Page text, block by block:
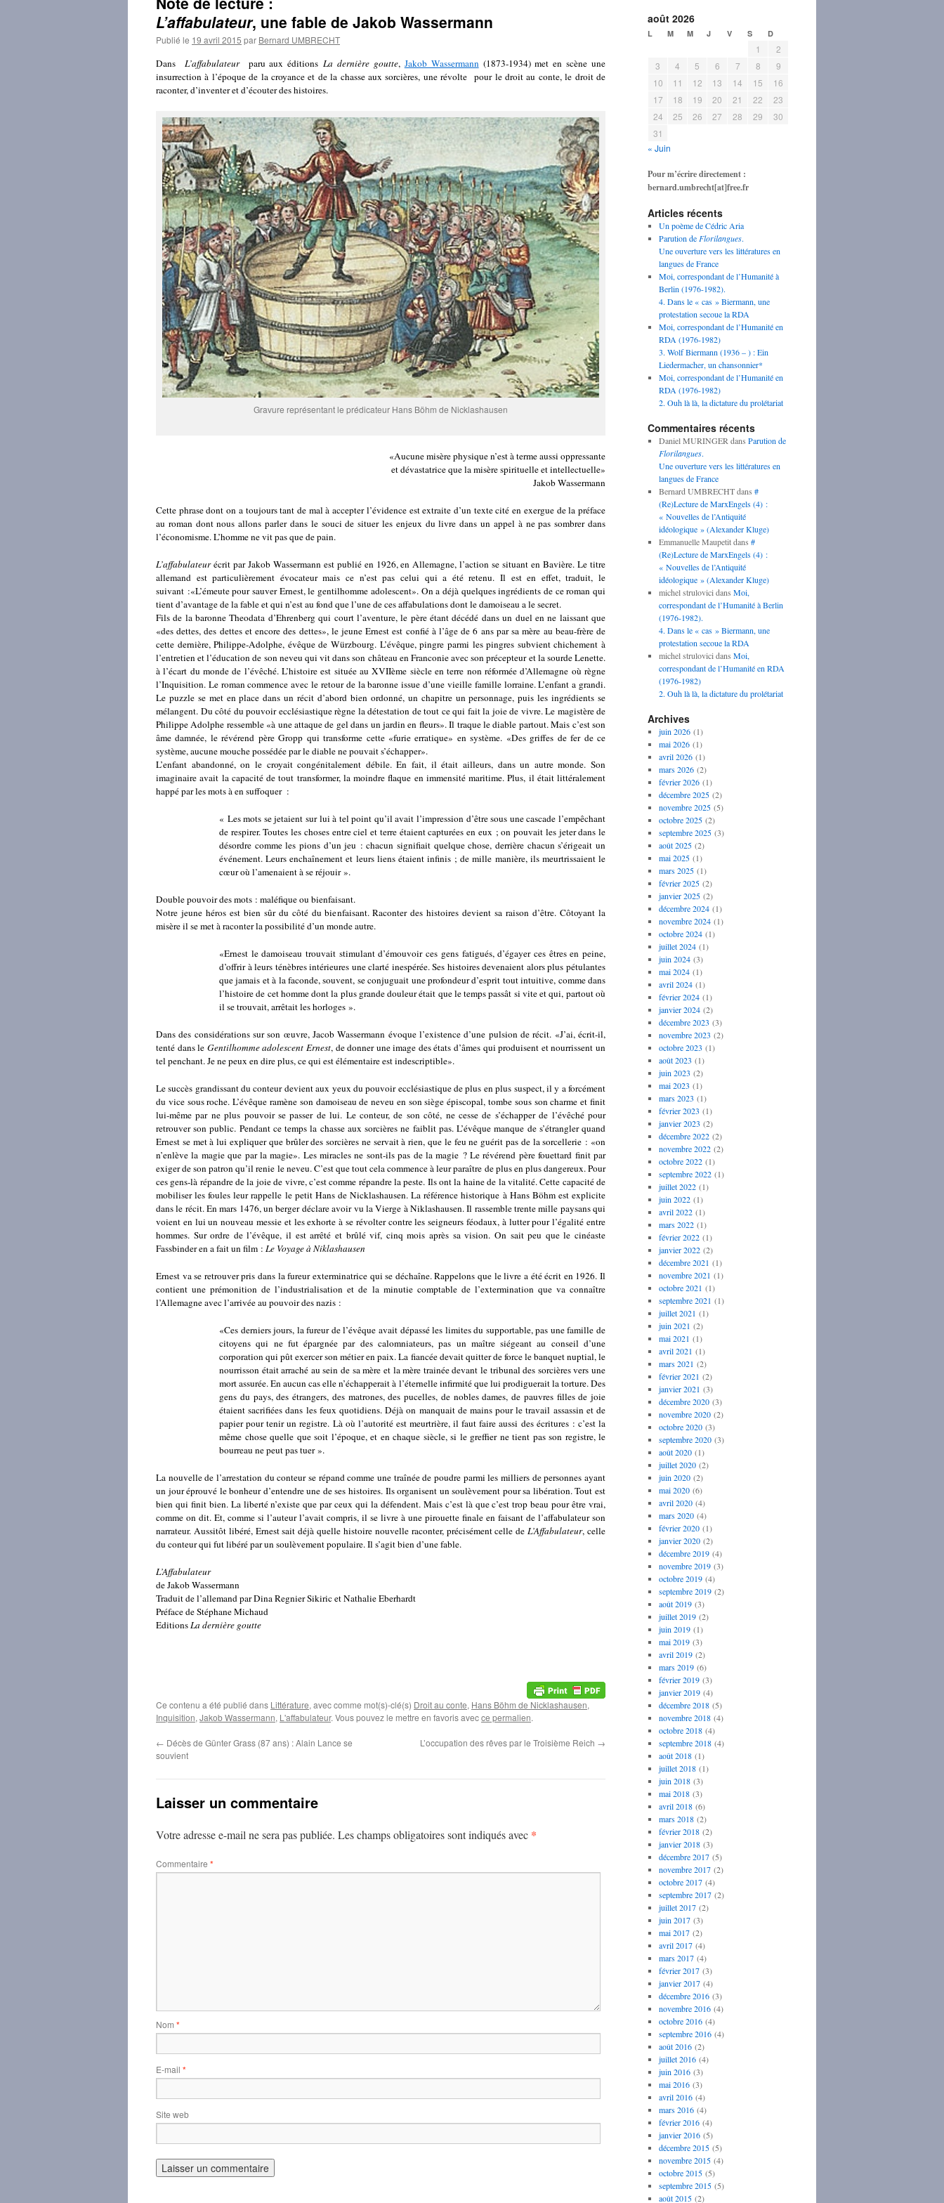
L’affabulateur, une fable de Jakob Wassermann
Publié le 19 avril 2015 par Bernard UMBRECHT
Dans L’affabulateur paru aux éditionsLa dernière goutte, Jakob Wassermann(1873-1934) met en scène une
insurrection à l’époque de la croyance et de la chasse aux sorcières, une révolte pour le droit au conte, le droit de
raconter, d’inventer et d’écouter des histoires.
Gravure représentant le prédicateur Hans Böhm de Nicklashausen
«Aucune misère physique n’est à terme aussi oppressante
et dévastatrice que la misère spirituelle et intellectuelle»
Jakob Wassermann
Cette phrase dont on a toujours tant de mal à accepter l’évidence est extraite d’un texte cité en exergue de la préface
au roman dont nous allons parler dans le souci de situer les enjeux du livre dans un appel à ne pas sombrer dans
l’économisme. L’homme ne vit pas que de pain.
L’affabulateurécrit par Jakob Wassermann est publié en 1926, en Allemagne, l’action se situant en Bavière. Le titre
allemand est particulièrement évocateur mais ce n’est pas celui qui a été retenu. Il est en effet, traduit, le
suivant :«L’émeute pour sauver Ernest, le gentilhomme adolescent». On a déjà quelques ingrédients de ce roman qui
tient d’avantage de la fable et qui n’est au fond que l’une de ces affabulations dont le damoiseau a le secret.
Fils de la baronne Theodata d’Ehrenberg qui court l’aventure, le père étant décédé dans un duel en ne laissant que
«des dettes, des dettes et encore des dettes», le jeune Ernest est confié à l’âge de 6 ans par sa mère au beau-frère de
cette dernière, Philippe-Adolphe, évêque de Würzbourg. L’évêque, pingre parmi les pingres subvient chichement à
l’entretien et l’éducation de son neveu qui vit dans son château en Franconie avec son précepteur et la sourde Lenette.
à l’écart du monde de l’évêché. L’histoire est située au XVIIème siècle en terre non réformée d’Allemagne où règne
l’Inquisition. Le roman commence avec le retour de la baronne issue d’une vieille famille lorraine. L’enfant a grandi.
Le puzzle se met en place dans un récit d’abord bien ordonné, un chapitre un personnage, puis les ingrédients se
mélangent. Du côté du pouvoir ecclésiastique règne la détestation de tout ce qui fait la joie de vivre. Le magistère de
Philippe Adolphe ressemble «à une attaque de gel dans un jardin en fleurs». Il traque le diable partout. Mais c’est son
âme damnée, le révérend père Gropp qui transforme cette «furie erratique» en système. «Des griffes de fer de ce
système, aucune mouche possédée par le diable ne pouvait s’échapper».
L’enfant abandonné, on le croyait congénitalement débile. En fait, il était ailleurs, dans un autre monde. Son
imaginaire avait la capacité de tout transformer, la moindre flaque en immensité maritime. Plus, il était littéralement
happé par les mots à en suffoquer :
« Les mots se jetaient sur lui à tel point qu’il avait l’impression d’être sous une cascade l’empêchant
de respirer. Toutes les choses entre ciel et terre étaient capturées en eux ; on pouvait les jeter dans le
désordre comme les pions d’un jeu : chacun signifiait quelque chose, derrière chacun s’érigeait un
événement. Leurs enchaînement et leurs liens étaient infinis ; de mille manière, ils meurtrissaient le
cœur où l’amenaient à se réjouir ».
Double pouvoir des mots : maléfique ou bienfaisant.
Notre jeune héros est bien sûr du côté du bienfaisant. Raconter des histoires devient sa raison d’être. Côtoyant la
misère il se met à raconter la possibilité d’un monde autre.
«Ernest le damoiseau trouvait stimulant d’émouvoir ces gens fatigués, d’égayer ces êtres en peine,
d’offrir à leurs ténèbres intérieures une clarté inespérée. Ses histoires devenaient alors plus pétulantes
que jamais et à la faconde, souvent, se conjuguait une profondeur d’esprit tout intuitive, comme dans
l’histoire de cet homme dont la plus grande douleur était que le temps passât si vite et qui, partout où
il se trouvait, arrêtait les horloges ».
Dans des considérations sur son œuvre, Jacob Wassermann évoque l’existence d’une pulsion de récit. «J’ai, écrit-il,
tenté dans le Gentilhomme adolescent Ernest, de donner une image des états d’âmes qui produisent et nourrissent un
tel penchant. Je ne peux en dire plus, ce qui est élémentaire est indescriptible».
Le succès grandissant du conteur devient aux yeux du pouvoir ecclésiastique de plus en plus suspect, il y a forcément
du vice sous roche. L’évêque ramène son damoiseau de neveu en son siège épiscopal, tombe sous son charme et finit
lui-même par ne plus pouvoir se passer de lui. Le conteur, de son côté, ne cesse de s’échapper de l’évêché pour
retrouver son public. Pendant ce temps la chasse aux sorcières ne faiblit pas. L’évêque manque de s’étrangler quand
Ernest se met à lui expliquer que brûler des sorcières ne servait à rien, que le feu ne guérit pas de la sorcellerie : «on
n’enlève la magie que par la magie». Les miracles ne sont-ils pas de la magie ? Le révérend père fouettard finit par
exiger de son patron qu’il renie le neveu. C’est que tout cela commence à leur paraître de plus en plus dangereux. Pour
ces gens-là répandre de la joie de vivre, c’est comme répandre la peste. Ils ont la haine de la vitalité. Cette capacité de
mobiliser les foules leur rappelle le petit Hans de Nicklashausen. La référence historique à Hans Böhm est explicite
dans le récit. En mars 1476, un berger déclare avoir vu la Vierge à Niklashausen. Il rassemble trente mille paysans qui
voient en lui un nouveau messie et les exhorte à se révolter contre les seigneurs féodaux, à lutter pour l’égalité entre
hommes. Sur ordre de l’évêque, il est arrêté et brûlé vif, cinq mois après sa vision. On sait peu que le cinéaste
Fassbinder en a fait un film : Le Voyage à Niklashausen
Ernest va se retrouver pris dans la fureur exterminatrice qui se déchaîne. Rappelons que le livre a été écrit en 1926. Il
contient une prémonition de l’industrialisation et de la minutie comptable de l’extermination que va connaître
l’Allemagne avec l’arrivée au pouvoir des nazis :
«Ces derniers jours, la fureur de l’évêque avait dépassé les limites du supportable, pas une famille de
citoyens qui ne fut épargnée par des calomniateurs, pas un maître siégeant au conseil d’une
corporation qui pût exercer son métier en paix. La fiancée devait quitter de force le banquet nuptial, le
nourrisson était arraché au sein de sa mère et la mère trainée devant le tribunal des sorcières vers une
mort assurée. En aucun cas elle n’échapperait à l’éternelle infirmité que lui prodiguerait la torture. Des
gens du pays, des étrangers, des matrones, des pucelles, de nobles dames, de pauvres filles de joie
étaient sacrifiées dans les feux quotidiens. Déjà on manquait de mains pour le travail assassin et de
papier pour tenir un registre. Là où l’autorité est meurtrière, il faut faire aussi des écritures : c’est la
même chose quelle que soit l’époque, et en chaque siècle, si le greffier ne tient pas son registre, le
bourreau ne peut pas tuer ».
La nouvelle de l’arrestation du conteur se répand comme une traînée de poudre parmi les milliers de personnes ayant
un jour éprouvé le bonheur d’entendre une de ses histoires. Ils organisent un soulèvement pour sa libération. Tout est
bien qui finit bien. La liberté n’existe que par ceux qui la défendent. Mais c’est là que c’est trop beau pour être vrai,
comme on dit. Et, comme si l’auteur l’avait compris, il se livre à une pirouette finale en faisant de l’affabulateur son
narrateur. Aussitôt libéré, Ernest sait déjà quelle histoire nouvelle raconter, précisément celle deL’Affabulateur, celle
du conteur qui fut libéré par un soulèvement populaire. Il s’agit bien d’une fable.
L’Affabulateur
de Jakob Wassermann
Traduit de l’allemand par Dina Regnier Sikiric et Nathalie Eberhardt
Préface de Stéphane Michaud
EditionsLa dernière goutte
Ce contenu a été publié dans Littérature, avec comme mot(s)-clé(s) Droit au conte, Hans Böhm de Nicklashausen,
Inquisition, Jakob Wassermann, L'affabulateur. Vous pouvez le mettre en favoris avecce permalien.
← Décès de Günter Grass (87 ans) : Alain Lance se
souvient
L’occupation des rêves par le Troisième Reich →
Laisser un commentaire
Votre adresse e-mail ne sera pas publiée. Les champs obligatoires sont indiqués avec *
Commentaire *
Nom *
E-mail *
Site web
août 2026
L M M J V S D
1
2
3
4 5 6 7 8
9
10
11 12 13 14 15
16
17
18 19 20 21 22
23
24
25 26 27 28 29
30
31
« Juin
Pour m’écrire directement :
bernard.umbrecht[at]free.fr
Articles récents
Un poème de Cédric Aria
Parution de Florilangues.
Une ouverture vers les littératures en
langues de France
Moi, correspondant de l’Humanité à
Berlin (1976-1982).
4. Dans le « cas » Biermann, une
protestation secoue la RDA
Moi, correspondant de l’Humanité en
RDA (1976-1982)
3. Wolf Biermann (1936 – ) : Ein
Liedermacher, un chansonnier*
Moi, correspondant de l’Humanité en
RDA (1976-1982)
2. Ouh là là, la dictature du prolétariat
Commentaires récents
Daniel MURINGER dans Parution de
Florilangues.
Une ouverture vers les littératures en
langues de France
Bernard UMBRECHTdans #
(Re)Lecture de MarxEngels (4) :
« Nouvelles de l’Antiquité
idéologique » (Alexander Kluge)
Emmanuelle Maupetitdans #
(Re)Lecture de MarxEngels (4) :
« Nouvelles de l’Antiquité
idéologique » (Alexander Kluge)
michel strulovici dans Moi,
correspondant de l’Humanité à Berlin
(1976-1982).
4. Dans le « cas » Biermann, une
protestation secoue la RDA
michel strulovici dans Moi,
correspondant de l’Humanité en RDA
(1976-1982)
2. Ouh là là, la dictature du prolétariat
Archives
juin 2026(1)
mai 2026(1)
avril 2026(1)
mars 2026(2)
février 2026(1)
décembre 2025(2)
novembre 2025(5)
octobre 2025(2)
septembre 2025(3)
août 2025(2)
mai 2025(1)
mars 2025(1)
février 2025(2)
janvier 2025(2)
décembre 2024(1)
novembre 2024(1)
octobre 2024(1)
juillet 2024(1)
juin 2024(3)
mai 2024(1)
avril 2024(1)
février 2024(1)
janvier 2024(2)
décembre 2023 (3)
novembre 2023 (2)
octobre 2023 (1)
août 2023 (1)
juin 2023 (2)
mai 2023 (1)
mars 2023 (1)
février 2023 (1)
janvier 2023 (2)
décembre 2022(2)
novembre 2022(2)
octobre 2022(1)
septembre 2022(1)
juillet 2022(1)
juin 2022(1)
avril 2022(1)
mars 2022(1)
février 2022(1)
janvier 2022(2)
décembre 2021 (1)
novembre 2021 (1)
octobre 2021 (1)
septembre 2021 (1)
juillet 2021 (1)
juin 2021 (2)
mai 2021 (1)
avril 2021 (1)
mars 2021 (2)
février 2021 (2)
janvier 2021 (3)
décembre 2020(3)
novembre 2020(2)
octobre 2020(3)
septembre 2020(3)
août 2020(1)
juillet 2020(2)
juin 2020(2)
mai 2020(6)
avril 2020(4)
mars 2020(4)
février 2020(1)
janvier 2020(2)
décembre 2019(4)
novembre 2019(3)
octobre 2019(4)
septembre 2019(2)
août 2019(3)
juillet 2019(2)
juin 2019(1)
mai 2019(3)
avril 2019(2)
mars 2019(6)
février 2019(3)
janvier 2019(4)
décembre 2018(5)
novembre 2018(4)
octobre 2018(4)
septembre 2018(4)
août 2018(1)
juillet 2018(1)
juin 2018(3)
mai 2018(3)
avril 2018(6)
mars 2018(2)
février 2018(2)
janvier 2018(3)
décembre 2017(5)
novembre 2017(2)
octobre 2017(4)
septembre 2017(2)
juillet 2017(2)
juin 2017(3)
mai 2017(2)
avril 2017(4)
mars 2017(4)
février 2017(3)
janvier 2017(4)
décembre 2016(3)
novembre 2016(4)
octobre 2016(4)
septembre 2016(4)
août 2016(2)
juillet 2016(4)
juin 2016(3)
mai 2016(3)
avril 2016(4)
mars 2016(4)
février 2016(4)
janvier 2016(5)
décembre 2015(5)
novembre 2015(4)
octobre 2015(5)
septembre 2015(5)
août 2015(2)